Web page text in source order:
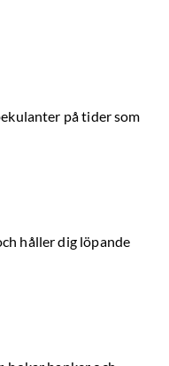
på tider som
håller dig löpande